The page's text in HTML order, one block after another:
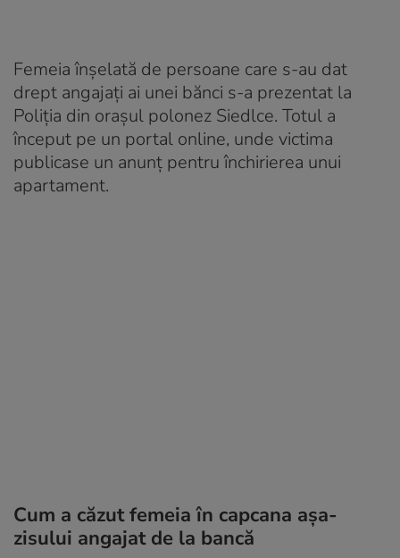
Femeia înșelată de persoane care s-au dat
drept angajați ai unei bănci s-a prezentat la
Poliția din orașul polonez Siedlce. Totul a
început pe un portal online, unde victima
publicase un anunț pentru închirierea unui
apartament.
Cum a căzut femeia în capcana așa-
zisului angajat de la bancă